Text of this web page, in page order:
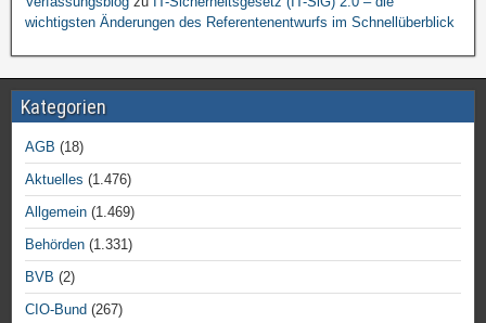
wichtigsten Änderungen des Referentenentwurfs im Schnellüberblick
Kategorien
AGB (18)
Aktuelles (1.476)
Allgemein (1.469)
Behörden (1.331)
BVB (2)
CIO-Bund (267)